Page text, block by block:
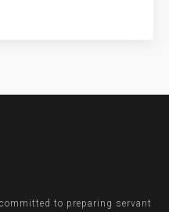
to preparing servant